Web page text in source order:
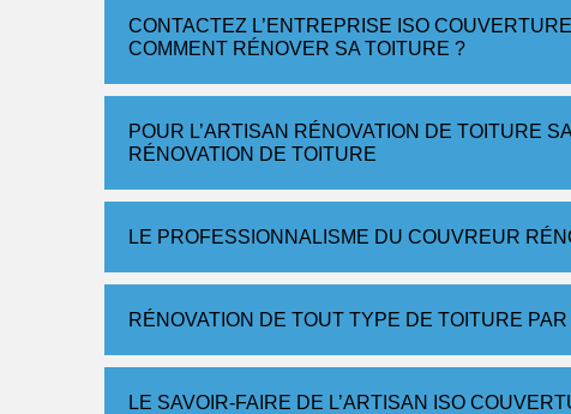
CONTACTEZ L’ENTREPRISE ISO
COMMENT RÉNOVER SA TOITURE ?
POUR L’ARTISAN RÉNOVATION DE TOITURE
RÉNOVATION DE TOITURE
LE PROFESSIONNALISME DU COUVREUR
RÉNOVATION DE TOUT TYPE DE TOITURE
LE SAVOIR-FAIRE DE L’ARTISAN ISO